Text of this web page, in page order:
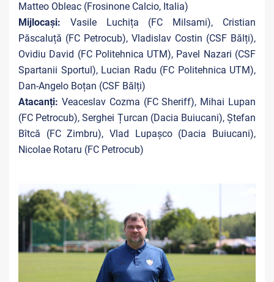
Matteo Obleac (Frosinone Calcio, Italia)
Mijlocași: Vasile Luchița (FC Milsami), Cristian
Păscaluță (FC Petrocub), Vladislav Costin (CSF Bălți),
Ovidiu David (FC Politehnica UTM), Pavel Nazari (CSF
Spartanii Sportul), Lucian Radu (FC Politehnica UTM),
Dan-Angelo Boțan (CSF Bălți)
Atacanți: Veaceslav Cozma (FC Sheriff), Mihai Lupan
(FC Petrocub), Serghei Țurcan (Dacia Buiucani), Ștefan
Bîtcă (FC Zimbru), Vlad Lupașco (Dacia Buiucani),
Nicolae Rotaru (FC Petrocub)